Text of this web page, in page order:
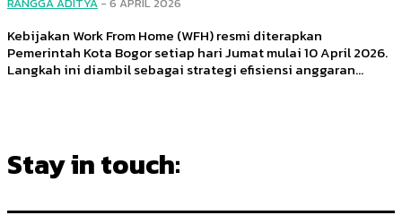
Kebijakan Work From Home (WFH) resmi diterapkan
Pemerintah Kota Bogor setiap hari Jumat mulai 10 April 2026.
Langkah ini diambil sebagai strategi efisiensi anggaran...
Stay in touch: